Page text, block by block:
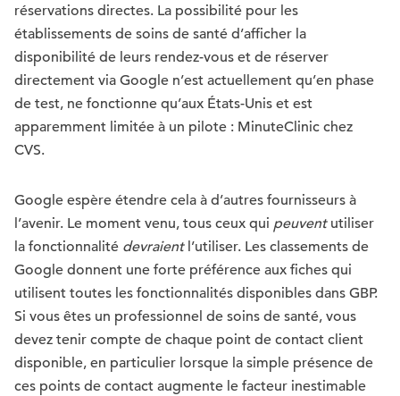
réservations directes. La possibilité pour les
établissements de soins de santé d’afficher la
disponibilité de leurs rendez-vous et de réserver
directement via Google n’est actuellement qu’en phase
de test, ne fonctionne qu’aux États-Unis et est
apparemment limitée à un pilote : MinuteClinic chez
CVS.
Google espère étendre cela à d’autres fournisseurs à
l’avenir. Le moment venu, tous ceux qui peuventutiliser
la fonctionnalité devraient l’utiliser. Les classements de
Google donnent une forte préférence aux fiches qui
utilisent toutes les fonctionnalités disponibles dans GBP.
Si vous êtes un professionnel de soins de santé, vous
devez tenir compte de chaque point de contact client
disponible, en particulier lorsque la simple présence de
ces points de contact augmente le facteur inestimable